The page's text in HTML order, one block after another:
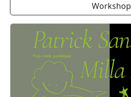
Workshop